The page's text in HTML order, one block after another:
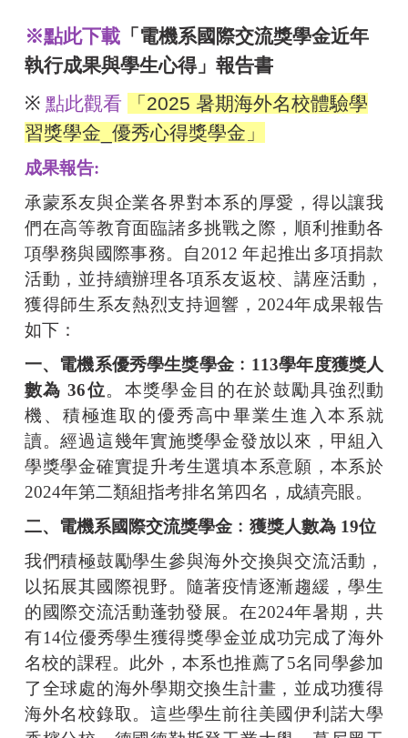
※點此下載 「電機系國際交流獎學金近年
執行成果與學生心得」報告書
※ 點此觀看
「2025 暑期海外名校體驗學
習獎學金_優秀心得獎學金」
成果報告:
承蒙系友與企業各界對本系的厚愛，得以讓我
們在高等教育面臨諸多挑戰之際，順利推動各
項學務與國際事務。自 2012年起推出多項捐款
活動，並持續辦理各項系友返校、講座活動，
獲得師生系友熱烈支持迴響， 2024年成果報告
如下：
一、電機系優秀學生獎學金﹕ 113學年度獲獎人
數為 36位。本獎學金目的在於鼓勵具強烈動
機、積極進取的優秀高中畢業生進入本系就
讀。經過這幾年實施獎學金發放以來，甲組入
學獎學金確實提升考生選填本系意願，本系於
2024年第二類組指考排名第四名，成績亮眼。
二、電機系國際交流獎學金﹕獲獎人數為 19位
我們積極鼓勵學生參與海外交換與交流活動，
以拓展其國際視野。隨著疫情逐漸趨緩，學生
的國際交流活動蓬勃發展。在2024年暑期，共
有14位優秀學生獲得獎學金並成功完成了海外
名校的課程。此外，本系也推薦了5名同學參加
了全球處的海外學期交換生計畫，並成功獲得
海外名校錄取。這些學生前往美國伊利諾大學